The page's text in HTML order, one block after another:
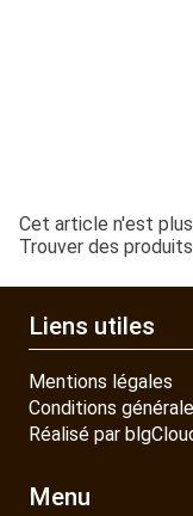
Cet article n'est
Trouver des
Liens utiles
Mentions légales
Conditions
Réalisé par
Menu